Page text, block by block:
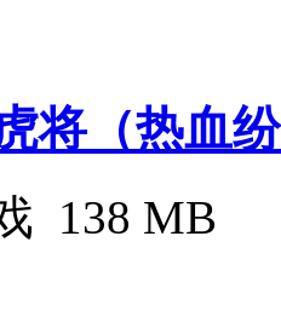
将（热血
138 MB